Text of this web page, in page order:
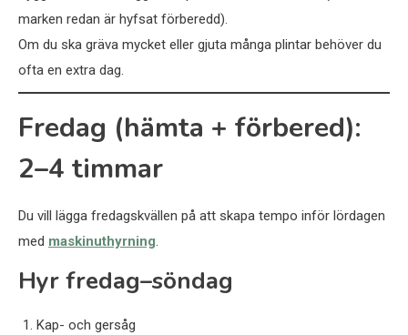
marken redan är hyfsat förberedd).
Om du ska gräva mycket eller gjuta många plintar behöver du
ofta en extra dag.
Fredag (hämta + förbered):
2–4 timmar
Du vill lägga fredagskvällen på att skapa tempo inför lördagen
med maskinuthyrning.
Hyr fredag–söndag
Kap- och gersåg